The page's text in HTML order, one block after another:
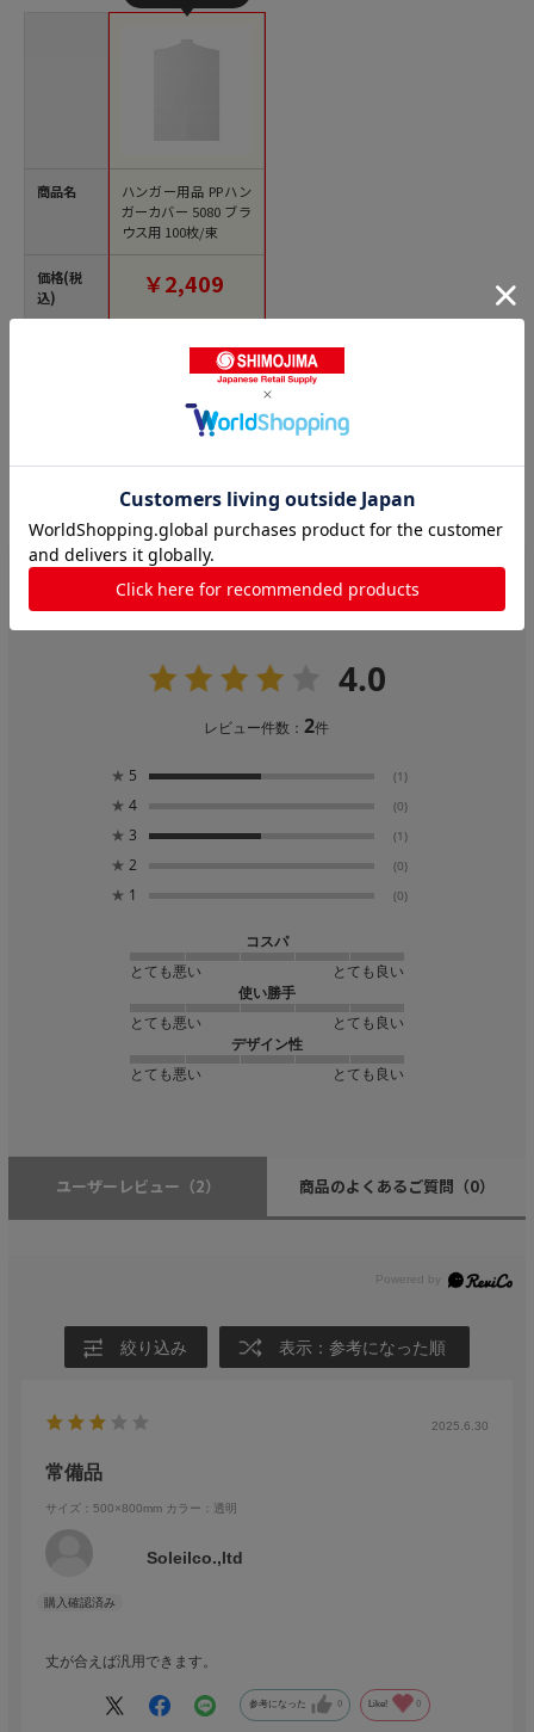
商品名
価格(税
込)
ハンガー用品 PPハン
ガーカバー 5080 ブラ
ウス用 100枚/束
￥2,409
レビュー
4.0
レビュー件数：2件
★ 5 (1)
★ 4 (0)
★ 3 (1)
★ 2 (0)
★ 1 (0)
コスパ
とても悪い
とても良い
使い勝手
とても悪い
とても良い
デザイン性
とても悪い
とても良い
ユーザーレビュー （2） 商品のよくあるご質問 （0）
絞り込み 表示：参考になった順
2025.6.30
常備品
サイズ：500×800mm カラー：透明
Soleilco.,ltd
丈が合えば汎用できます。
参考になった 0 Like! 0